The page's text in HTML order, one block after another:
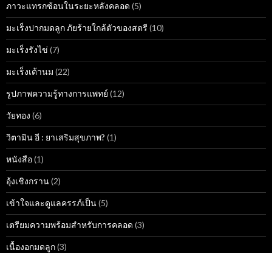
ภาวะแทรกซ้อนในระยะหลังคลอด (5)
มะเร็งปากมดลูก ภัยร้ายใกล้ตัวของสตรี (10)
มะเร็งรังไข่ (7)
มะเร็งเต้านม (22)
รูปภาพความรู้ทางการแพทย์ (12)
วัยทอง (6)
วิตามิน อี : ยาเสริมสุขภาพ? (1)
หนังสือ(1)
อุ้งเชิงกราน(2)
เข้าใจและดูแลครรภ์เป็น(5)
เตรียมความพร้อมสำหรับการคลอด (3)
เนื้องอกมดลูก(3)